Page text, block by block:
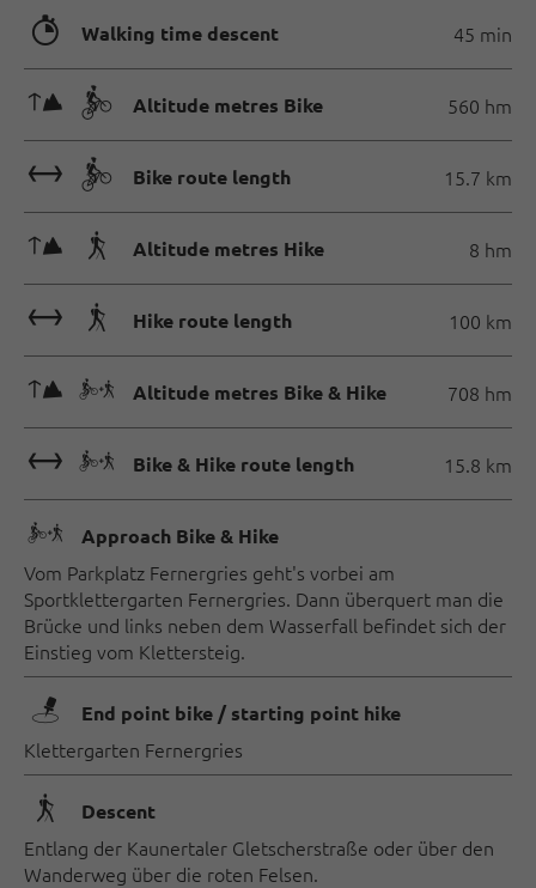
🐲 Walking time descent 45 min
🜏🄷 Altitude metres Bike 560 hm
🔖🄷 Bike route length 15.7 km
🜏🛬 Altitude metres Hike 8 hm
🔖🛬 Hike route length 100 km
🜏🅕 Altitude metres Bike & Hike 708 hm
🔖🅕 Bike & Hike route length 15.8 km
🅕 Approach Bike & Hike
Vom Parkplatz Fernergries geht's vorbei am
Sportklettergarten Fernergries. Dann überquert man die
Brücke und links neben dem Wasserfall befindet sich der
Einstieg vom Klettersteig.
🖿 End point bike / starting point hike
Klettergarten Fernergries
🛬 Descent
Entlang der Kaunertaler Gletscherstraße oder über den
Wanderweg über die roten Felsen.